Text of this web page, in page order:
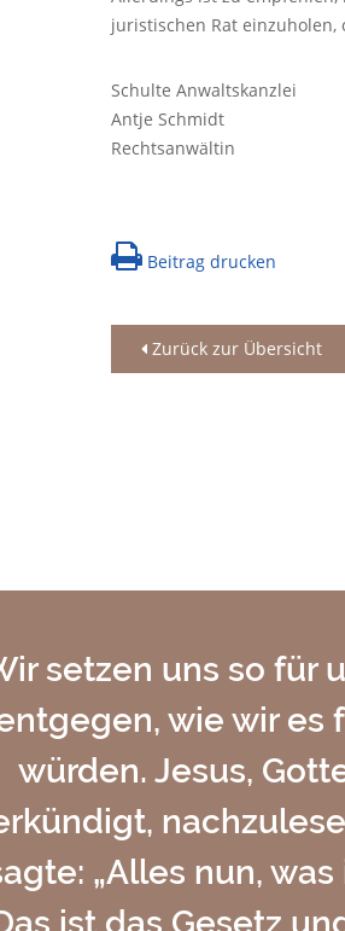
juristischen Rat
Schulte Anwaltskanzlei
Antje Schmidt
Rechtsanwältin
Beitrag drucken
Zurück zur Übersicht
setzen uns so für
wie wir es
würden. Jesus,
„Alles nun,